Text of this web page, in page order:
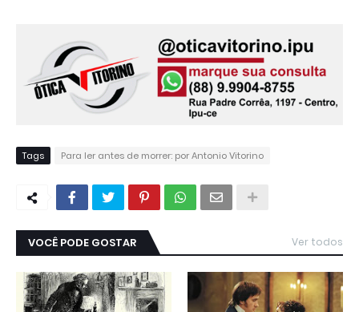
Tags Para ler antes de morrer: por Antonio Vitorino
VOCÊ PODE GOSTAR Ver todos